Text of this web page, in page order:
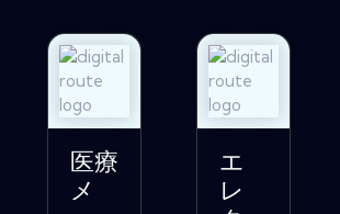
医療
メ
エ
レ